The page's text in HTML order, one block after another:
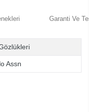
Garanti Ve
Assn